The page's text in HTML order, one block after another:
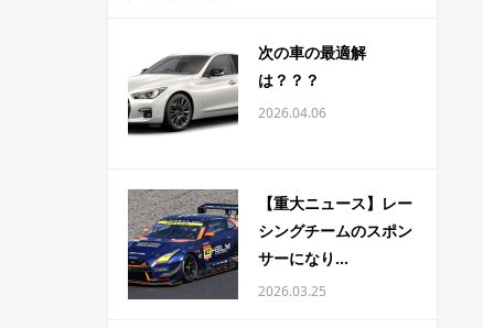
次の車の最適解
は？？？
2026.04.06
【重大ニュース】レー
シングチームのスポン
サーになり...
2026.03.25